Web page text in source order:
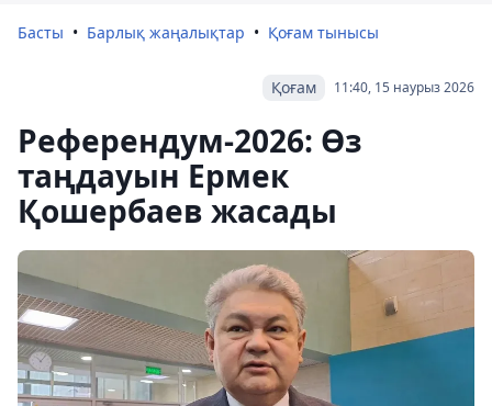
Басты Барлық жаңалықтар Қоғам тынысы
11:40, 15 наурыз 2026
Қоғам
Референдум-2026: Өз
таңдауын Ермек
Қошербаев жасады